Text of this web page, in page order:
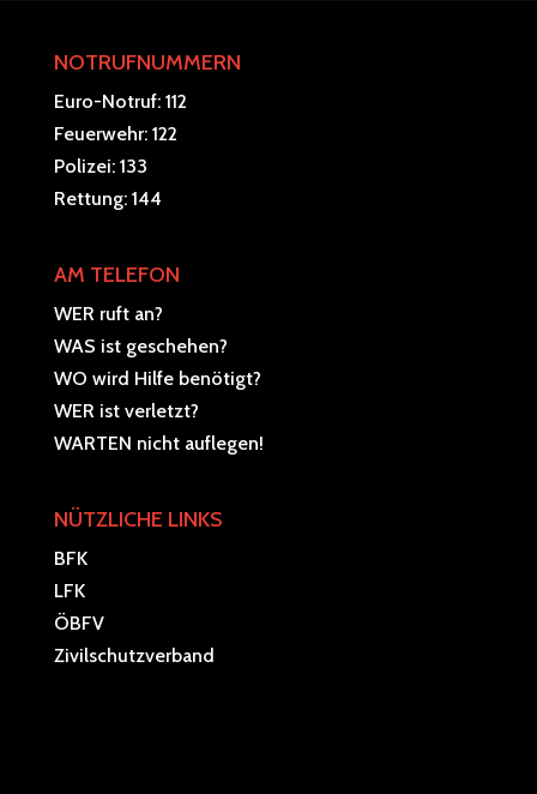
NOTRUFNUMMERN
Euro-Notruf: 112
Feuerwehr: 122
Polizei: 133
Rettung: 144
AM TELEFON
WER ruft an?
WAS ist geschehen?
WO wird Hilfe benötigt?
WER ist verletzt?
WARTEN nicht auflegen!
NÜTZLICHE LINKS
BFK
LFK
ÖBFV
Zivilschutzverband